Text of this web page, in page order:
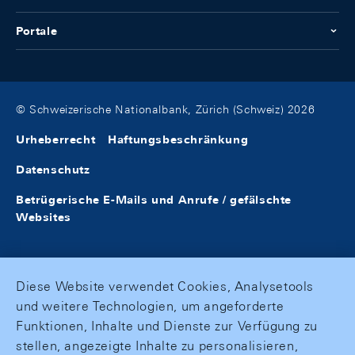
Portale
© Schweizerische Nationalbank, Zürich (Schweiz) 2026
Urheberrecht Haftungsbeschränkung
Datenschutz
Betrügerische E-Mails und Anrufe / gefälschte
Websites
Diese Website verwendet Cookies, Analysetools
und weitere Technologien, um angeforderte
Funktionen, Inhalte und Dienste zur Verfügung zu
stellen, angezeigte Inhalte zu personalisieren,